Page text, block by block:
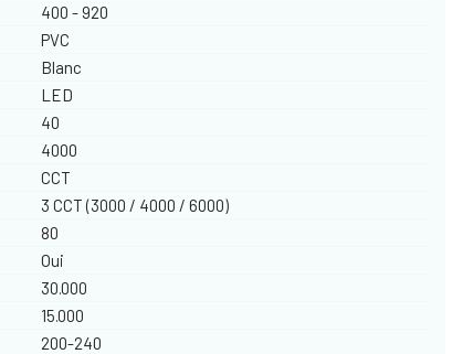
400 - 920
PVC
Blanc
LED
40
4000
CCT
3 CCT (3000 / 4000 / 6000)
80
Oui
30.000
15.000
200-240